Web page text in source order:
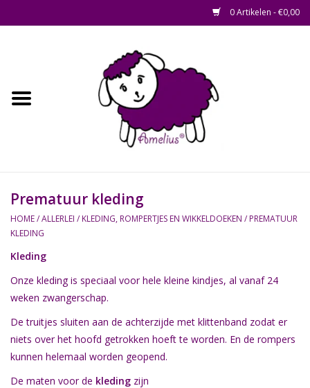
0 Artikelen - €0,00
Afscheid op maat
Waterhyacint
Watermethode /
Afscheidsbox
Natuurbegraven
Allerlei
Prematuur kleding
HOME/ALLERLEI / KLEDING, ROMPERTJES EN WIKKELDOEKEN / PREMATUUR
KLEDING
Kleding
Onze kleding is speciaal voor hele kleine kindjes, al vanaf 24
weken zwangerschap.
De truitjes sluiten aan de achterzijde met klittenband zodat er
niets over het hoofd getrokken hoeft te worden. En de rompers
kunnen helemaal worden geopend.
De maten voor de kleding zijn